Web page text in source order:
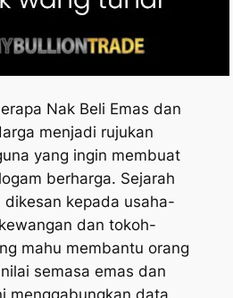
Nak Beli Emas dan
menjadi rujukan
yang ingin membuat
berharga. Sejarah
dikesan kepada usaha-
dan tokoh-
mahu membantu orang
semasa emas dan